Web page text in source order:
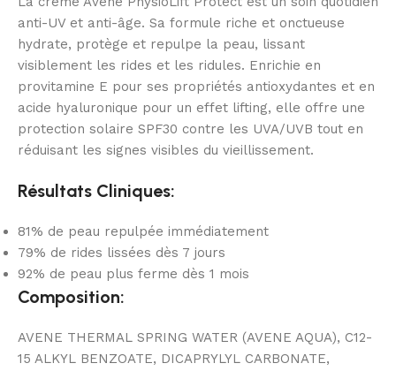
anti-UV et anti-âge. Sa formule riche et onctueuse
hydrate, protège et repulpe la peau, lissant
visiblement les rides et les ridules. Enrichie en
provitamine E pour ses propriétés antioxydantes et en
acide hyaluronique pour un effet lifting, elle offre une
protection solaire SPF30 contre les UVA/UVB tout en
réduisant les signes visibles du vieillissement.
Résultats Cliniques:
81% de peau repulpée immédiatement
79% de rides lissées dès 7 jours
92% de peau plus ferme dès 1 mois
Composition:
AVENE THERMAL SPRING WATER (AVENE AQUA), C12-
15 ALKYL BENZOATE, DICAPRYLYL CARBONATE,